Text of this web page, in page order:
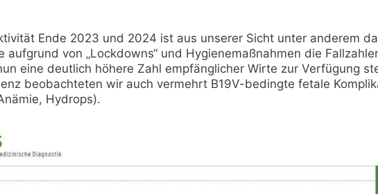
Ende 2023 und 2024 ist aus unserer Sicht unter anderem
aufgrund von „Lockdowns“ und Hygienemaßnahmen die
eine deutlich höhere Zahl empfänglicher Wirte zur Verfügung
beobachteten wir auch vermehrt B19V-bedingte fetale
Hydrops).